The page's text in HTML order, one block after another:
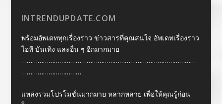
INTRENDUPDATE.COM
พร้อมอัพเดททุกเรื่องราว ข่าวสารที่คุณสนใจ อัพเดทเรื่องราว
ไอที บันเทิง และอื่น ๆ อีกมากมาย
……………………………………………………………………………………
……………………………
แหล่งรวมโปรโมชั่นมากมาย หลากหลาย เพื่อให้คุณรู้ก่อน